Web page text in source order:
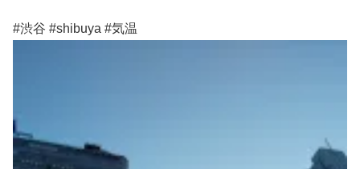
#渋谷 #shibuya #気温